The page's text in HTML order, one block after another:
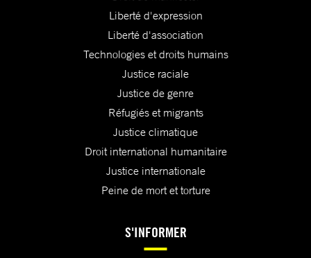
Liberté d'expression
Liberté d'association
Technologies et droits humains
Justice raciale
Justice de genre
Réfugiés et migrants
Justice climatique
Droit international humanitaire
Justice internationale
Peine de mort et torture
S'INFORMER